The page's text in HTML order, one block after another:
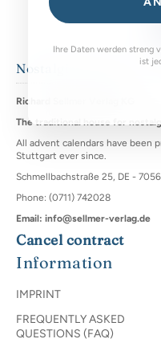
Nostalgia remains
Richard Sellmer Verlag KG
The traditional house for
All advent calendars have been
Stuttgart ever since.
Schmellbachstraße 25, DE -
Phone: (0711) 742028
Email: info@sellmer-verlag.de
Cancel contract
Information
IMPRINT
FREQUENTLY ASKED
QUESTIONS (FAQ)
Ihre Daten werden streng
ist